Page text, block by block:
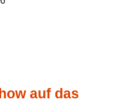
auf das